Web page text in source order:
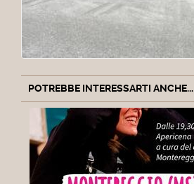
POTREBBE INTERESSARTI ANCHE...